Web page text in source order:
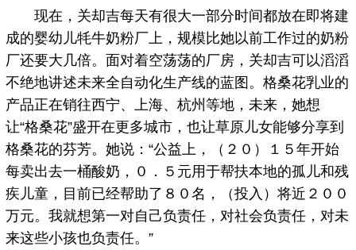
现在，关却吉每天有很大一部分时间都放在即将建
成的婴幼儿牦牛奶粉厂上，规模比她以前工作过的奶粉
厂还要大几倍。面对着空荡荡的厂房，关却吉可以滔滔
不绝地讲述未来全自动化生产线的蓝图。格桑花乳业的
产品正在销往西宁、上海、杭州等地，未来，她想
让“格桑花”盛开在更多城市，也让草原儿女能够分享到
格桑花的芬芳。她说：“公益上，（２０）１５年开始
每卖出去一桶酸奶，０．５元用于帮扶本地的孤儿和残
疾儿童，目前已经帮助了８０名，（投入）将近２００
万元。我就想第一对自己负责任，对社会负责任，对未
来这些小孩也负责任。”